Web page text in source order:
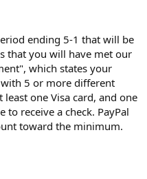
ending 5-1 that will be
that you will have met our
which states your
5 or more different
one Visa card, and one
receive a check. PayPal
toward the minimum.